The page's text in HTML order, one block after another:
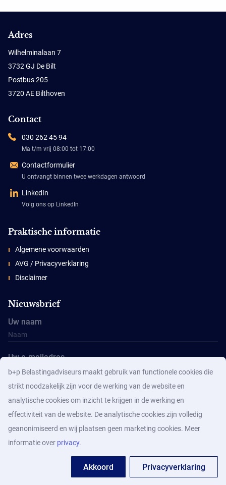
Adres
Wilhelminalaan 7
3732 GJ De Bilt
Postbus 205
3720 AE Bilthoven
Contact
030 262 45 94
Ma t/m vrij 08:00 tot 17:00
Contactformulier
U ontvangt binnen twee werkdagen antwoord
LinkedIn
Volg ons op LinkedIn
Praktische informatie
Algemene voorwaarden
AVG / Privacyverklaring
Disclaimer
Nieuwsbrief
Uw naam
Uw e-mailadres
Aanmelden
b+p Belastingadviseurs maakt gebruik van functionele cookies die
strikt noodzakelijk zijn voor de werking van de website en
analytische cookies om inzicht te krijgen in de werking en
effectiviteit van de website. De analytische cookies zijn volledig
geanonimiseerd en wij plaatsen geen marketing cookies. Meer
informatie over privacy.
Akkoord Privacyverklaring